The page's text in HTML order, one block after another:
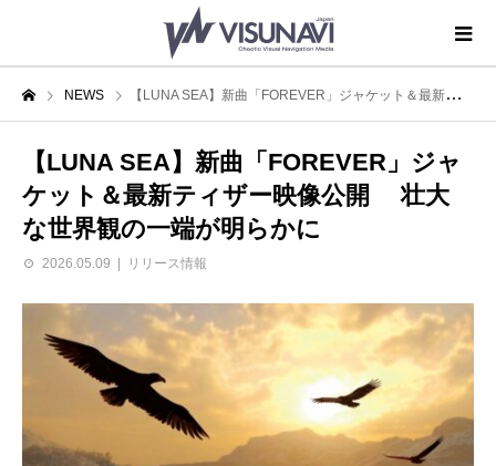
NEWS 【LUNA SEA】新曲「FOREVER」ジャケット＆最新ティザー映像公開 壮大な世界観の一端が明らかに
【LUNA SEA】新曲「FOREVER」ジャ
ケット＆最新ティザー映像公開 壮大
な世界観の一端が明らかに
2026.05.09 リリース情報